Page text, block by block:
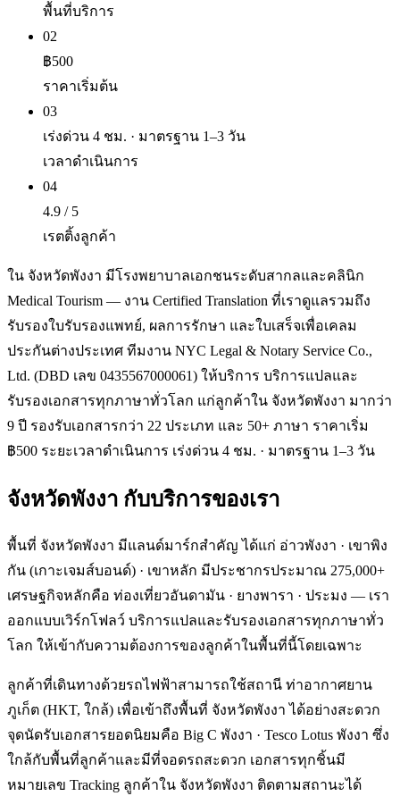
พื้นที่บริการ
02
฿500
ราคาเริ่มต้น
03
เร่งด่วน 4 ชม. · มาตรฐาน 1–3 วัน
เวลาดำเนินการ
04
4.9 / 5
เรตติ้งลูกค้า
ใน จังหวัดพังงา มีโรงพยาบาลเอกชนระดับสากลและคลินิก
Medical Tourism — งาน Certified Translation ที่เราดูแลรวมถึง
รับรองใบรับรองแพทย์, ผลการรักษา และใบเสร็จเพื่อเคลม
ประกันต่างประเทศ ทีมงาน NYC Legal & Notary Service Co.,
Ltd. (DBD เลข 0435567000061) ให้บริการ บริการแปลและ
รับรองเอกสารทุกภาษาทั่วโลก แก่ลูกค้าใน จังหวัดพังงา มากว่า
9 ปี รองรับเอกสารกว่า 22 ประเภท และ 50+ ภาษา ราคาเริ่ม
฿500 ระยะเวลาดำเนินการ เร่งด่วน 4 ชม. · มาตรฐาน 1–3 วัน
จังหวัดพังงา กับบริการของเรา
พื้นที่ จังหวัดพังงา มีแลนด์มาร์กสำคัญ ได้แก่ อ่าวพังงา · เขาพิง
กัน (เกาะเจมส์บอนด์) · เขาหลัก มีประชากรประมาณ 275,000+
เศรษฐกิจหลักคือ ท่องเที่ยวอันดามัน · ยางพารา · ประมง — เรา
ออกแบบเวิร์กโฟลว์ บริการแปลและรับรองเอกสารทุกภาษาทั่ว
โลก ให้เข้ากับความต้องการของลูกค้าในพื้นที่นี้โดยเฉพาะ
ลูกค้าที่เดินทางด้วยรถไฟฟ้าสามารถใช้สถานี ท่าอากาศยาน
ภูเก็ต (HKT, ใกล้) เพื่อเข้าถึงพื้นที่ จังหวัดพังงา ได้อย่างสะดวก
จุดนัดรับเอกสารยอดนิยมคือ Big C พังงา · Tesco Lotus พังงา ซึ่ง
ใกล้กับพื้นที่ลูกค้าและมีที่จอดรถสะดวก เอกสารทุกชิ้นมี
หมายเลข Tracking ลูกค้าใน จังหวัดพังงา ติดตามสถานะได้